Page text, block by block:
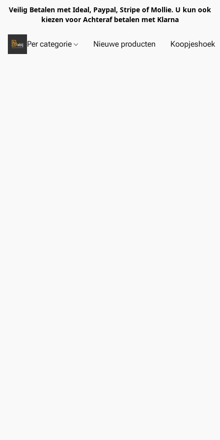
Veilig Betalen met Ideal, Paypal, Stripe of Mollie. U kun ook
kiezen voor Achteraf betalen met Klarna
Per categorie Nieuwe producten Koopjeshoek